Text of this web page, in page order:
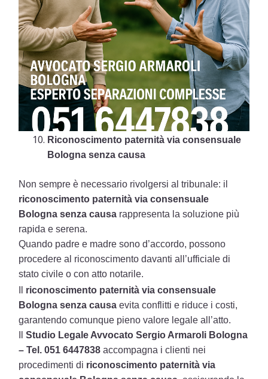
Riconoscimento paternità via consensuale
Bologna senza causa
Non sempre è necessario rivolgersi al tribunale: il
riconoscimento paternità via consensuale
Bologna senza causa rappresenta la soluzione più
rapida e serena.
Quando padre e madre sono d’accordo, possono
procedere al riconoscimento davanti all’ufficiale di
stato civile o con atto notarile.
riconoscimento paternità via consensuale
Bologna senza causa evita conflitti e riduce i costi,
garantendo comunque pieno valore legale all’atto.
IlStudio Legale Avvocato Sergio Armaroli Bologna
– Tel. 051 6447838 accompagna i clienti nei
procedimenti di riconoscimento paternità via